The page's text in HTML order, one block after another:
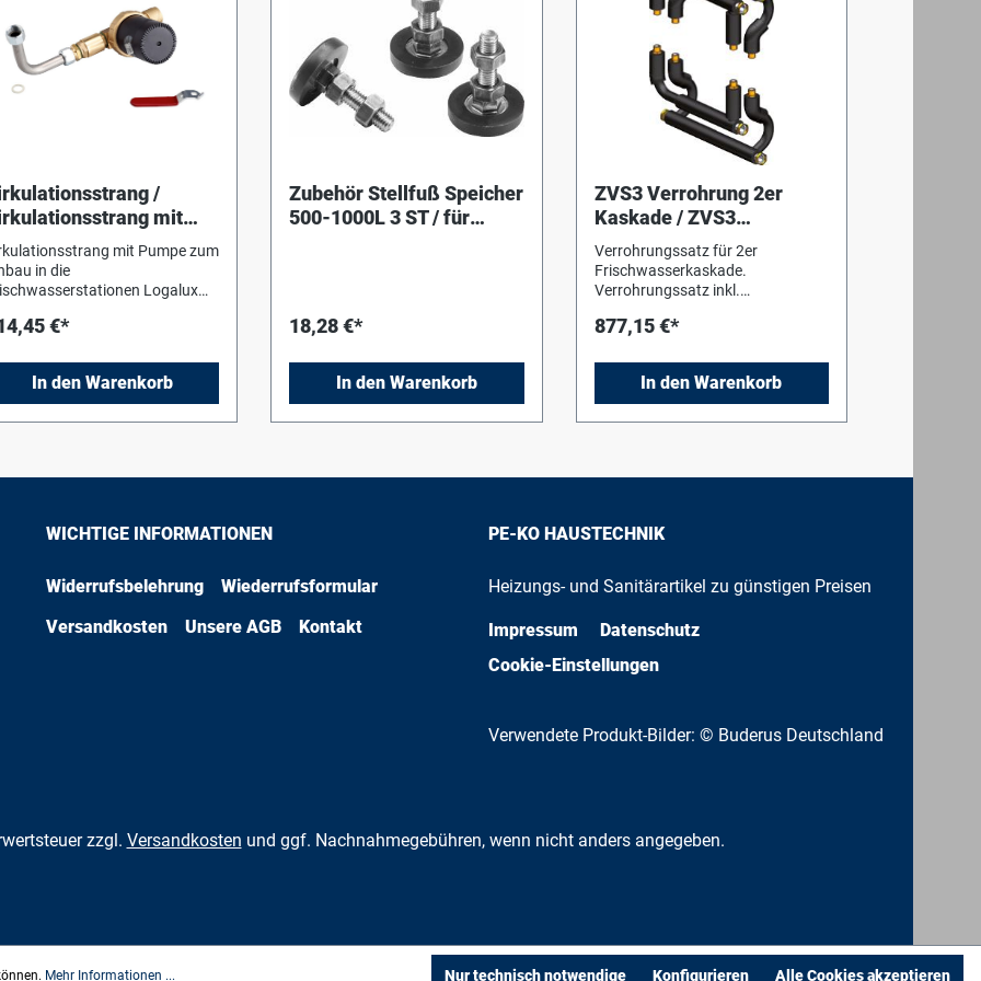
/
mit
mit Pumpe zum
in die
Logalux
ist die Montage der
€*
In den Warenkorb
Zubehör Stellfuß Speicher
500-1000L 3 ST / für
18,28 €*
In den Warenkorb
ZVS3 Verrohrung 2er
Kaskade / ZVS3
Verrohrung 2er Kaskade
Verrohrungssatz für 2er
Frischwasserkaskade.
Verrohrungssatz inkl.
schnellen Verbindung der
877,15 €*
In den Warenkorb
WICHTIGE INFORMATIONEN
Widerrufsbelehrung
Wiederrufsformular
Versandkosten
Unsere AGB Kontakt
PE-KO HAUSTECHNIK
Heizungs- und Sanitärartikel zu günstigen Preisen
Impressum
Datenschutz
Cookie-Einstellungen
Verwendete Produkt-Bilder: © Buderus Deutschland
zzgl. Versandkosten und ggf. Nachnahmegebühren, wenn nicht anders angegeben.
Mehr Informationen ... Nur technisch notwendige Konfigurieren Alle Cookies akzeptieren